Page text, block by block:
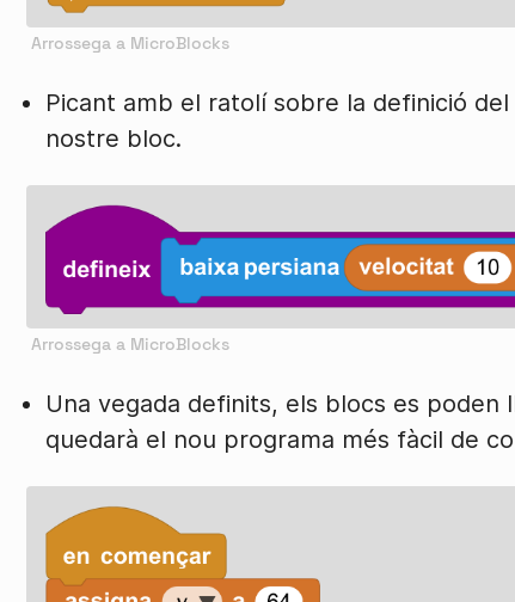
Picant amb el ratolí sobre la definició
nostre bloc.
Una vegada definits, els blocs es poden
quedarà el nou programa més fàcil de